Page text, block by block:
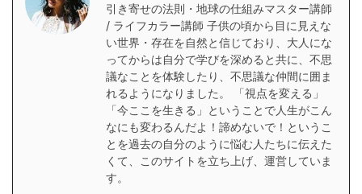
引き寄せの法則・地球の仕組みマスター講師
/ ライフカラー講師 子供の頃から目に見えな
い世界・存在を自然と信じており、大人にな
ってからは自分で学びを深めると共に、不思
議なことを体験したり、不思議な仲間に囲ま
れるようになりました。 「視点を変える」
「今ここを生きる」ということで人生がこん
なにも変わるんだよ！諦めないで！というこ
とを過去の自分のように悩む人たちに伝えた
くて、このサイトを立ち上げ、運営していま
す。